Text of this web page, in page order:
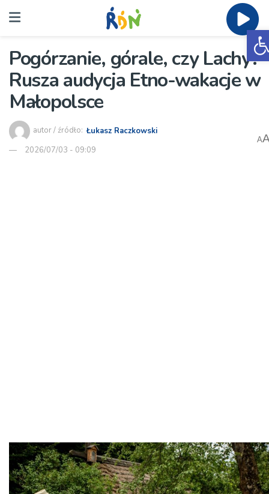
Pogórzanie, górale, czy Lachy?
Rusza audycja Etno-wakacje w
Małopolsce
autor / źródło: Łukasz Raczkowski
2026/07/03 - 09:09
A